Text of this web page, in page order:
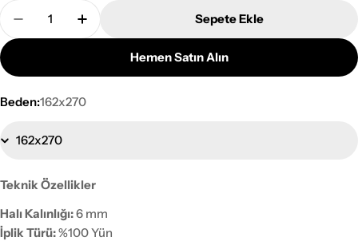
Adet
Naar KRC Vintage El Dokuma Yün Halı Adetini
Naar KRC Vintage El Dokuma Yün Halı
Sepete Ekle
Hemen Satın Alın
Beden:162x270
Teknik Özellikler
Halı Kalınlığı:6 mm
İplik Türü:%100 Yün